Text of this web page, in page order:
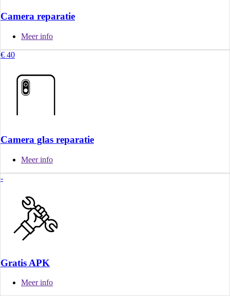
Camera reparatie
Meer info
€ 40
Camera glas reparatie
Meer info
-
Gratis APK
Meer info